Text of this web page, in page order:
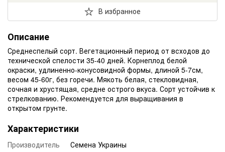
В избранное
Описание
Среднеспелый сорт. Вегетационный период от всходов до
технической спелости 35-40 дней. Корнеплод белой
окраски, удлиненно-конусовидной формы, длиной 5-7см,
весом 45-60г, без горечи. Мякоть белая, стекловидная,
сочная и хрустящая, средне острого вкуса. Сорт устойчив к
стрелкованию. Рекомендуется для выращивания в
открытом грунте.
Характеристики
Производитель
Семена Украины